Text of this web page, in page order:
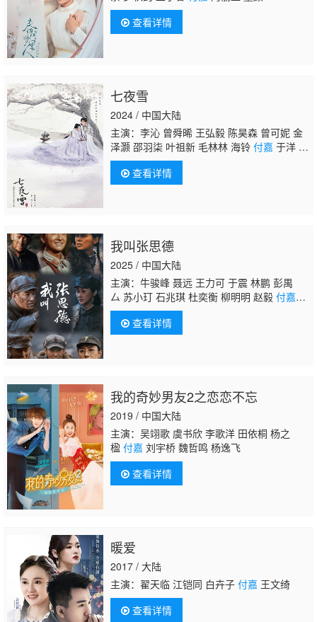
查看详情
七夜雪
2024 / 中国大陆
主演：李沁 曾舜晞 王弘毅 陈昊森 曾可妮 金
泽灏 邵羽柒 叶祖新 毛林林 海铃 付嘉于洋 魏
震 刘津言 马希尔 刘昊宇 马骁凡 刘灵灵 王朱
悦 彭西予
查看详情
我叫张思德
2025 / 中国大陆
主演：牛骏峰 聂远 王力可 于震 林鹏 彭禺
厶 苏小玎 石兆琪 杜奕衡 柳明明 赵毅 付嘉
灏 牟凤彬 王建新 罗乔祎 孟彦森
查看详情
我的奇妙男友2之恋恋不忘
2019 / 中国大陆
主演：吴翊歌 虞书欣 李歌洋 田依桐 杨之
楹 付嘉刘宇桥 魏哲鸣 杨逸飞
查看详情
暖爱
2017 / 大陆
主演：翟天临 江铠同 白卉子 付嘉王文绮
查看详情